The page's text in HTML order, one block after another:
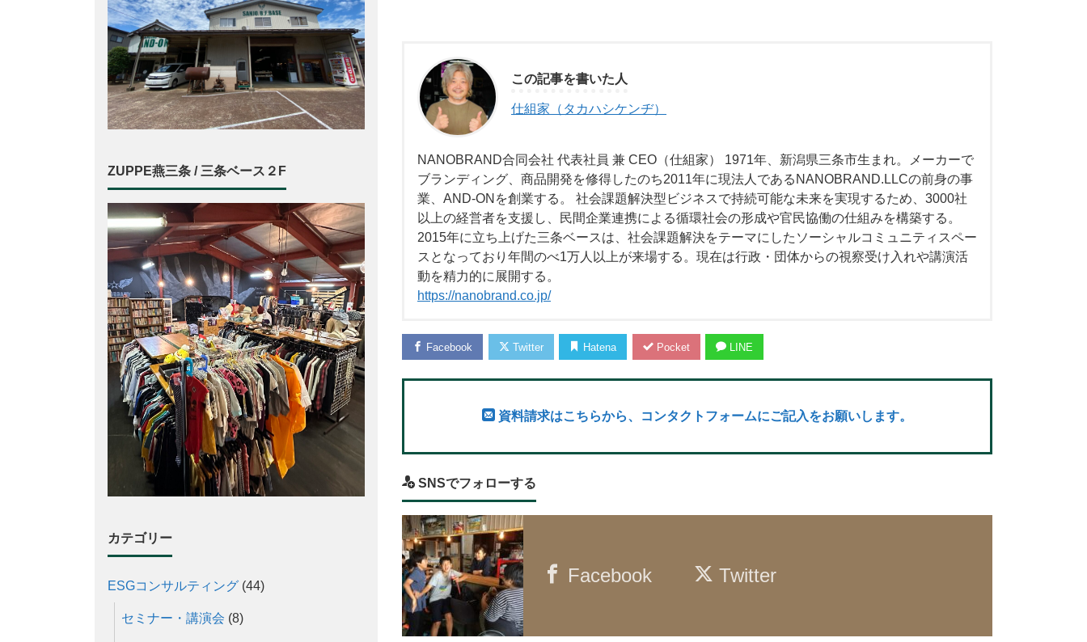
この記事を書いた人
仕組家（タカハシケンヂ）
NANOBRAND合同会社 代表社員 兼 CEO（仕組家） 1971年、新潟県三条市生まれ。メーカーで
ブランディング、商品開発を修得したのち2011年に現法人であるNANOBRAND.LLCの前身の事
業、AND-ONを創業する。 社会課題解決型ビジネスで持続可能な未来を実現するため、3000社
以上の経営者を支援し、民間企業連携による循環社会の形成や官民協働の仕組みを構築する。
2015年に立ち上げた三条ベースは、社会課題解決をテーマにしたソーシャルコミュニティスペー
スとなっており年間のべ1万人以上が来場する。現在は行政・団体からの視察受け入れや講演活
動を精力的に展開する。
https://nanobrand.co.jp/
Facebook Twitter Hatena Pocket LINE
資料請求はこちらから、コンタクトフォームにご記入をお願いします。
SNSでフォローする
Facebook Twitter
ZUPPE燕三条 / 三条ベース２F
カテゴリー
ESGコンサルティング (44)
セミナー・講演会 (8)